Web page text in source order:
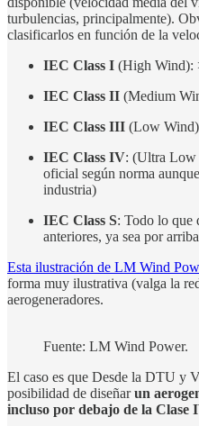
turbulencias, principalmente).
clasificarlos en función de la
IEC Class I (High Wind):
IEC Class II (Medium
IEC Class III (Low
IEC Class IV: (Ultra Low
oficial según norma
industria)
IEC Class S: Todo lo que
anteriores, ya sea por
Esta ilustración de LM Wind
forma muy ilustrativa (valga la
aerogeneradores.
Fuente: LM Wind Power.
El caso es que Desde la DTU y
posibilidad de diseñarun
incluso por debajo de la Clase